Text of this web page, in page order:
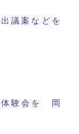
議案などを
験会を 岡